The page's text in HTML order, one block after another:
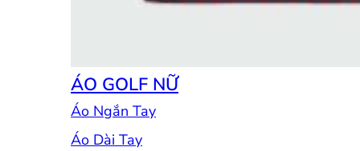
ÁO GOLF NỮ
Áo Ngắn Tay
Áo Dài Tay